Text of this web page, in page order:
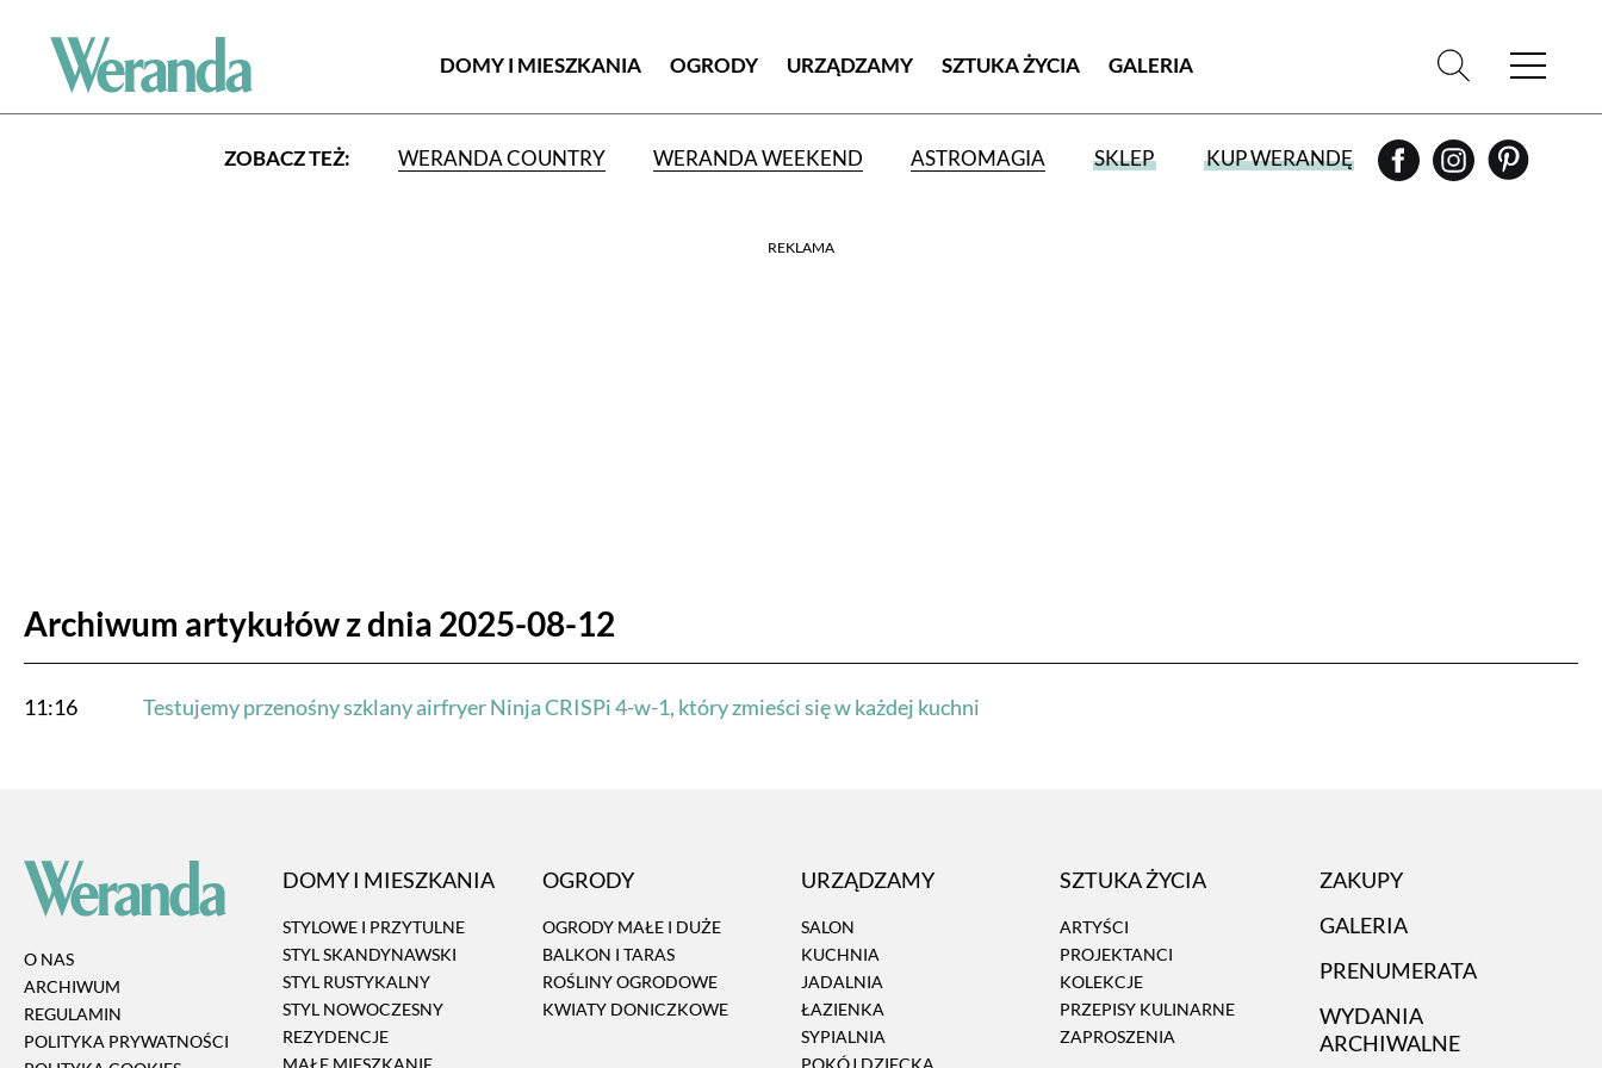
DOMY I MIESZKANIA OGRODY URZĄDZAMY SZTUKA ŻYCIA GALERIA
ZOBACZ TEŻ: WERANDA COUNTRY WERANDA WEEKEND ASTROMAGIA SKLEP KUP WERANDĘ
REKLAMA
Archiwum artykułów z dnia 2025-08-12
11:16 Testujemy przenośny szklany airfryer Ninja CRISPi 4-w-1, który zmieści się w każdej kuchni
O NAS
ARCHIWUM
REGULAMIN
POLITYKA PRYWATNOŚCI
DOMY I MIESZKANIA
STYLOWE I PRZYTULNE
STYL SKANDYNAWSKI
STYL RUSTYKALNY
STYL NOWOCZESNY
REZYDENCJE
MAŁE MIESZKANIE
OGRODY
OGRODY MAŁE I DUŻE
BALKON I TARAS
ROŚLINY OGRODOWE
KWIATY DONICZKOWE
URZĄDZAMY
SALON
KUCHNIA
JADALNIA
ŁAZIENKA
SYPIALNIA
POKÓJ DZIECKA
SZTUKA ŻYCIA
ARTYŚCI
PROJEKTANCI
KOLEKCJE
PRZEPISY KULINARNE
ZAPROSZENIA
ZAKUPY
GALERIA
PRENUMERATA
WYDANIA
ARCHIWALNE